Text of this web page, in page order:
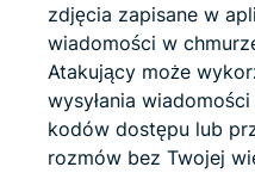
zdjęcia zapisane w
wiadomości w
Atakujący może
wysyłania
kodów dostępu lub
rozmów bez Twojej